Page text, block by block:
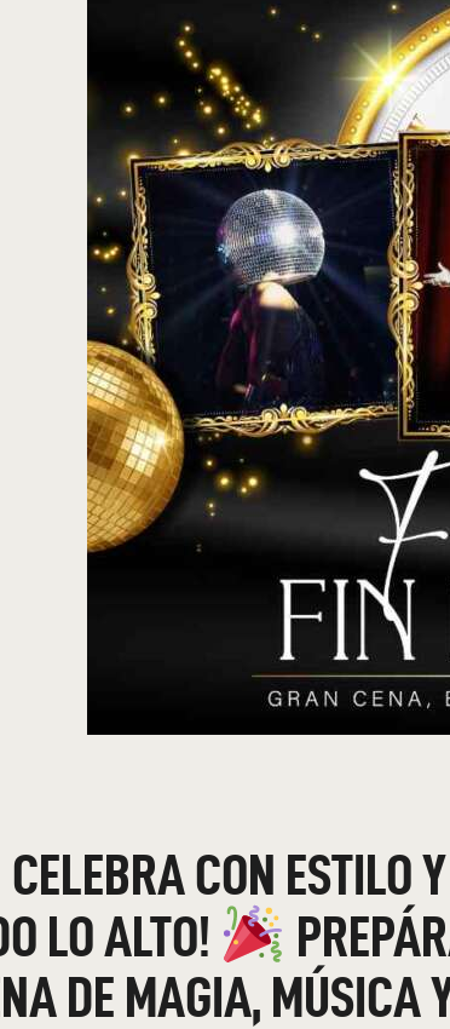
CELEBRA CON ESTILO
LO ALTO!
DE MAGIA, MÚSICA